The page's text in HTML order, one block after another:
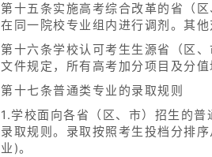
第十五条实施高考综合改革的省（
在同一院校专业组内进行调剂。其
第十六条学校认可考生生源省（区
文件规定，所有高考加分项目及分
第十七条普通类专业的录取规则
1.学校面向各省（区、市）招生的
录取规则。录取按照考生投档分排
业)。